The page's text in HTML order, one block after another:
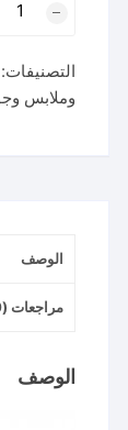
tsp2608
حمايه
ازرق
التصنيفات:
وملابس
الوصف
مراجعات (0)
الوصف